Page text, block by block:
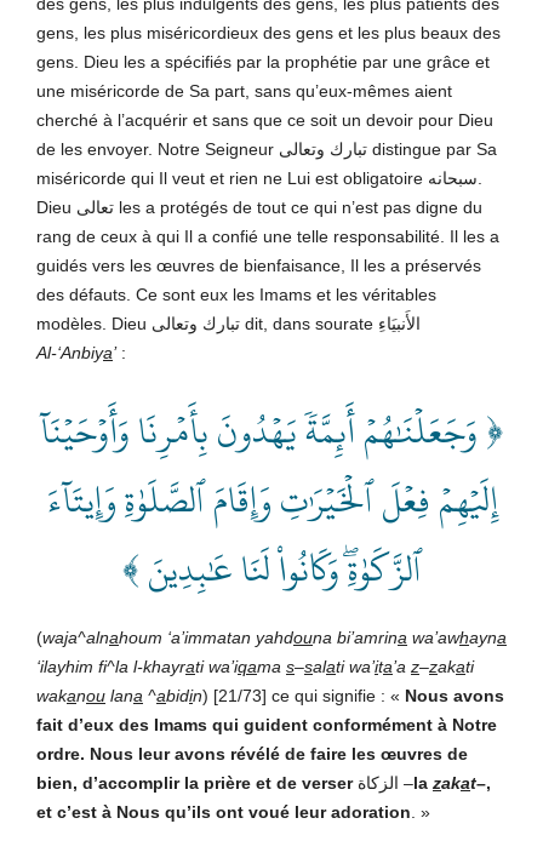
gens, les plus miséricordieux des gens et les plus beaux des
gens. Dieu les a spécifiés par la prophétie par une grâce et
une miséricorde de Sa part, sans qu’eux-mêmes aient
cherché à l’acquérir et sans que ce soit un devoir pour Dieu
de les envoyer. Notre Seigneur تبارك وتعالى distingue par Sa
miséricorde qui Il veut et rien ne Lui est obligatoire سبحانه.
Dieu تعالى les a protégés de tout ce qui n’est pas digne du
rang de ceux à qui Il a confié une telle responsabilité. Il les a
guidés vers les œuvres de bienfaisance, Il les a préservés
des défauts. Ce sont eux les Imams et les véritables
modèles. Dieu تبارك وتعالى dit, dans sourate الأَنبيَاءِ
Al-‘Anbiya’ :
﴿ وَجَعَلۡنَٰهُمۡ أَئِمَّةٗ يَهۡدُونَ بِأَمۡرِنَا وَأَوۡحَيۡنَآ
إِلَيۡهِمۡ فِعۡلَ ٱلۡخَيۡرَٰتِ وَإِقَامَ ٱلصَّلَوٰةِ وَإِيتَآءَ
ٱلزَّكَوٰةِۖ وَكَانُواْ لَنَا عَٰبِدِينَ ﴾
(waja^alnahoum ‘a’immatan yahdouna bi’amrina wa’awhayna
‘ilayhim fi^la l-khayrati wa’iqama s–salati wa’ita’a z–zakati
wakanou lana ^abidin) [21/73] ce qui signifie : « Nous avons
fait d’eux des Imams qui guident conformément à Notre
ordre. Nous leur avons révélé de faire les œuvres de
bien, d’accomplir la prière et de verser
الزكاة –la zakat–,
et c’est à Nous qu’ils ont voué leur adoration . »